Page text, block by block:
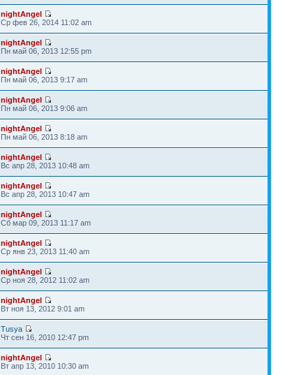
nightAngel
Ср фев 26, 2014 11:02 am
nightAngel
Пн май 06, 2013 12:55 pm
nightAngel
Пн май 06, 2013 9:17 am
nightAngel
Пн май 06, 2013 9:06 am
nightAngel
Пн май 06, 2013 8:18 am
nightAngel
Вс апр 28, 2013 10:48 am
nightAngel
Вс апр 28, 2013 10:47 am
nightAngel
Сб мар 09, 2013 11:17 am
nightAngel
Ср янв 23, 2013 11:40 am
nightAngel
Ср ноя 28, 2012 11:02 am
nightAngel
Вт ноя 13, 2012 9:01 am
Tusya
Чт сен 16, 2010 12:47 pm
nightAngel
Вт апр 13, 2010 10:30 am